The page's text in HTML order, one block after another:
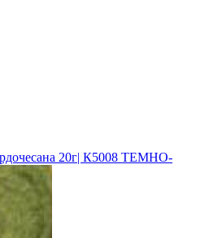
20г| К5008 ТЕМНО-